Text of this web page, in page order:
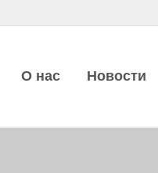
О нас Новости